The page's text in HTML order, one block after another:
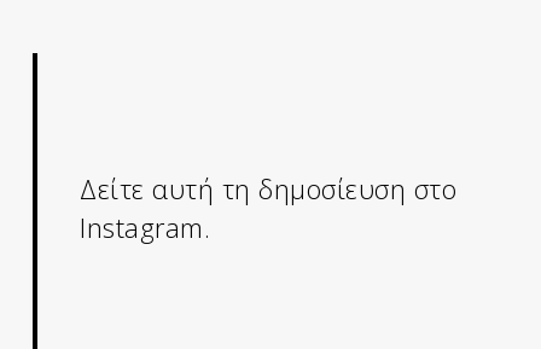
Δείτε αυτή τη δημοσίευση στο
Instagram.